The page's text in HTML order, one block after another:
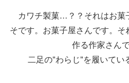
カワチ製菓…？？それはお菓
そです。お菓子屋さんです。そ
作る作家さんで
二足の”わらじ”を履いてい